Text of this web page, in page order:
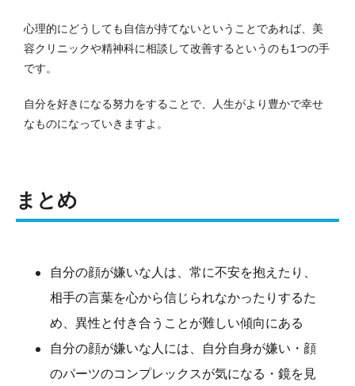
心理的にどうしても自信が持てないということであれば、美
容クリニックや精神科に相談して改善するというのも1つの手
です。
自分を好きになる努力をすることで、人生がより豊かで幸せ
なものになっていきますよ。
まとめ
自分の顔が嫌いな人は、常に不安を抱えたり、
相手の言葉を心から信じられなかったりするた
め、異性と付き合うことが難しい傾向にある
自分の顔が嫌いな人には、自分自身が嫌い・顔
のパーツのコンプレックスが気になる・鏡を見